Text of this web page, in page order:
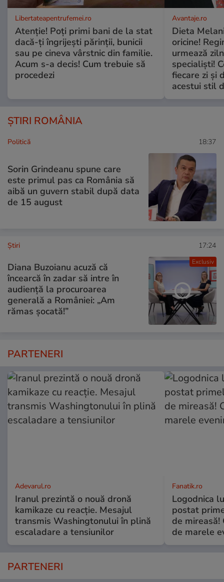
Libertateapentrufemei.ro
Atenție! Poți primi bani de la stat
dacă-ți îngrijești părinții, bunicii
sau pe cineva vârstnic din familie.
Acum s-a decis! Cum trebuie să
procedezi
Avantaje.ro
Dieta
oricine!
urmează
specialiști!
fiecare zi și
acestui stil
ȘTIRI ROMÂNIA
Politică 18:37
Sorin Grindeanu spune care
este primul pas ca România să
aibă un guvern stabil după data
de 15 august
Exclusiv
Ştiri 17:24
Diana Buzoianu acuză că
încearcă în zadar să intre în
audiență la procuroarea
generală a României: „Am
rămas șocată!”
PARTENERI
Adevarul.ro
Iranul prezintă o nouă dronă
kamikaze cu reacție. Mesajul
transmis Washingtonului în plină
escaladare a tensiunilor
Fanatik.ro
Logodnica
postat
de
de marele
PARTENERI